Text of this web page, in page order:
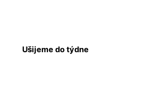
Ušijeme do týdne